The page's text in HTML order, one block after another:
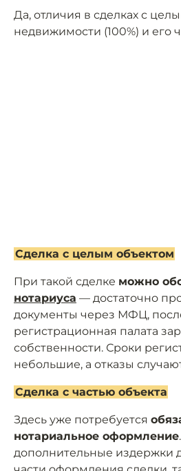
Да, отличия в сделках с
недвижимости (100%) и его
Сделка с целым объектом
При такой сделке можно
нотариуса — достаточно
документы через МФЦ,
регистрационная палата
собственности. Сроки
небольшие, а отказы
Сделка с частью объекта
Здесь уже потребуется
нотариальное оформление
дополнительные издержки